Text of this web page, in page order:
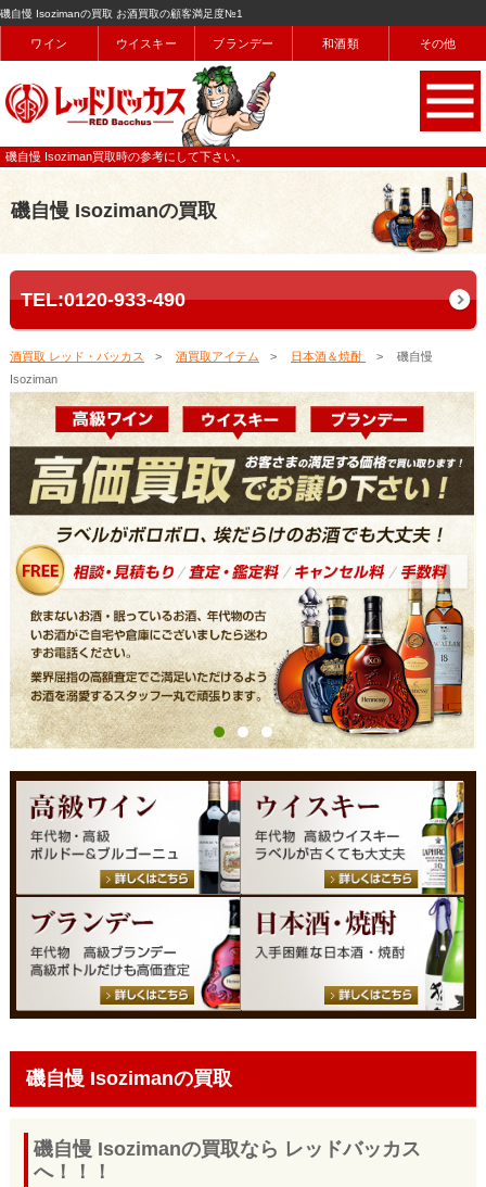
磯自慢 Isozimanの買取 お酒買取の顧客満足度№1
ワイン ウイスキー ブランデー 和酒類 その他
磯自慢 Isoziman買取時の参考にして下さい。
磯自慢 Isozimanの買取
TEL:0120-933-490
酒買取 レッド・バッカス 酒買取アイテム 日本酒＆焼酎
磯自慢
Isoziman
磯自慢 Isozimanの買取
磯自慢 Isozimanの買取なら レッドバッカス
へ！！！